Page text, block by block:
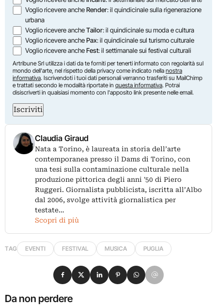
Voglio ricevere ancheRender: il quindicinale sulla rigenerazione
urbana
Voglio ricevere ancheTailor: il quindicinale su moda e cultura
Voglio ricevere anchePax: il quindicinale sul turismo culturale
Voglio ricevere ancheFest: il settimanale sui festival culturali
Artribune Srl utilizza i dati da te forniti per tenerti informato con regolarità sul
mondo dell'arte, nel rispetto della privacy come indicato nella nostra
informativa. Iscrivendoti i tuoi dati personali verranno trasferiti su MailChimp
e trattati secondo le modalità riportate in questa informativa. Potrai
disiscriverti in qualsiasi momento con l'apposito link presente nelle email.
Iscriviti
Claudia Giraud
Nata a Torino, è laureata in storia dell’arte
contemporanea presso il Dams di Torino, con
una tesi sulla contaminazione culturale nella
produzione pittorica degli anni '50 di Piero
Ruggeri. Giornalista pubblicista, iscritta all’Albo
dal 2006, svolge attività giornalistica per
testate…
Scopri di più
TAG EVENTI FESTIVAL MUSICA PUGLIA
Da non perdere
Condividi su Facebook
Condividi su X
Condividi su LinkedIn
Condividi su Pinterest
Condividi su WhatsApp
Condividi su Email